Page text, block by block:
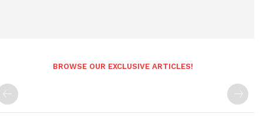
BROWSE OUR EXCLUSIVE ARTICLES!